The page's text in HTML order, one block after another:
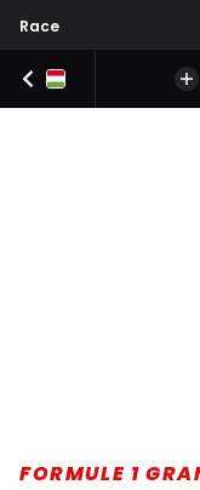
Race
FORMULE 1